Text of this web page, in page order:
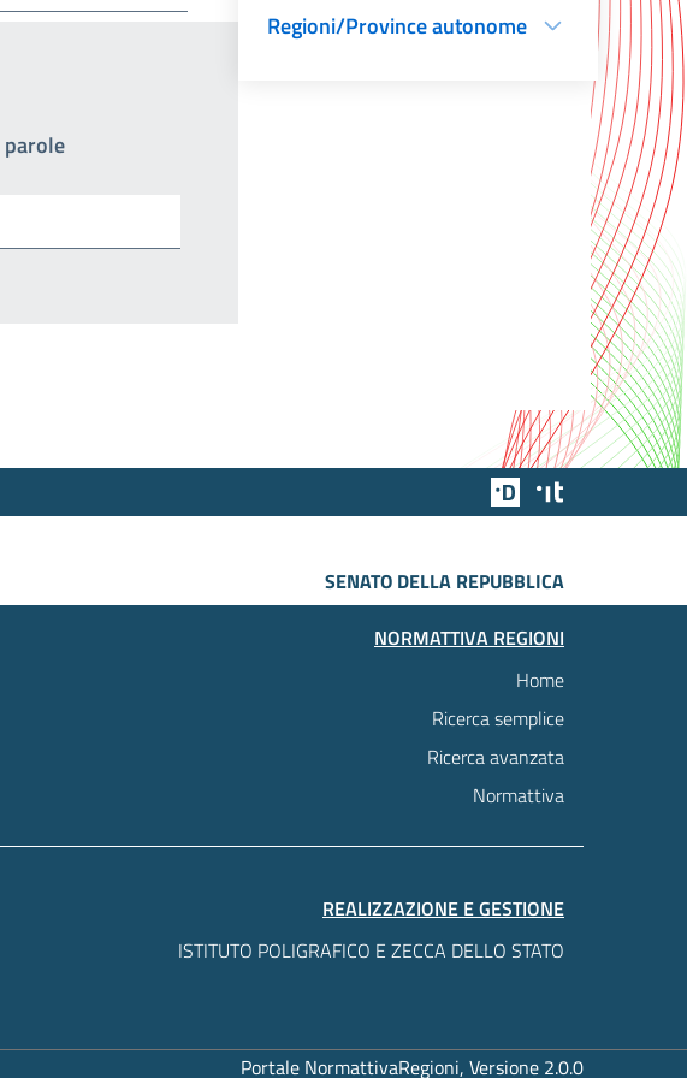
parole
Regioni/Province autonome
Team Digitale
SENATO DELLA REPUBBLICA
NORMATTIVA REGIONI
Home
Ricerca semplice
Ricerca avanzata
Normattiva
REALIZZAZIONE E GESTIONE
ISTITUTO POLIGRAFICO E ZECCA DELLO STATO
Portale NormattivaRegioni, Versione 2.0.0